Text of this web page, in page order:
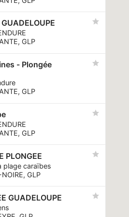
GLP
- Plongée
Réserve Cousteau
GLP
GLP
PLONGEE
plage caraïbes
GLP
GUADELOUPE